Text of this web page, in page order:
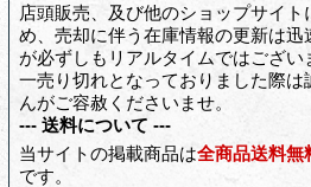
店頭販売、及び他のショップサイト
め、売却に伴う在庫情報の更新は迅
が必ずしもリアルタイムではござ
一売り切れとなっておりました際
んがご容赦くださいませ。
--- 送料について ---
当サイトの掲載商品は全商品送料無
です。